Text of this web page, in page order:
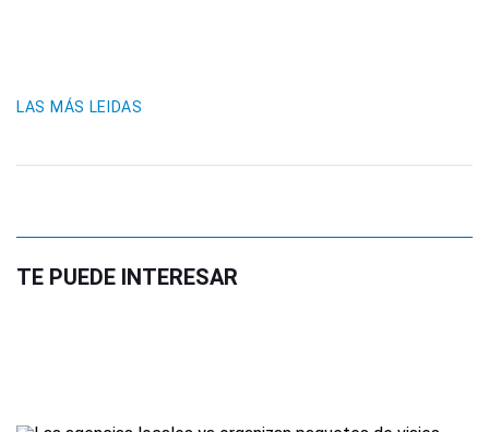
LAS MÁS LEIDAS
TE PUEDE INTERESAR